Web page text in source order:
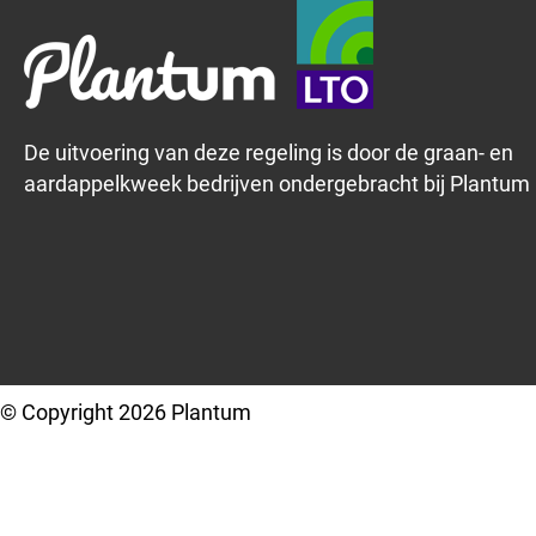
De uitvoering van deze regeling is door de graan- en
aardappelkweek bedrijven ondergebracht bij Plantum
© Copyright 2026 Plantum